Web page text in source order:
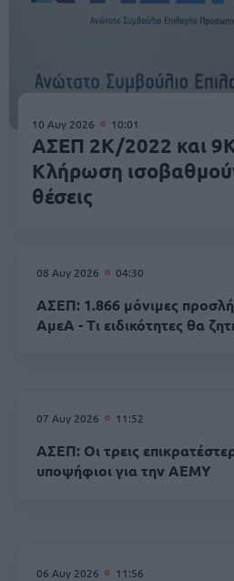
10 Αυγ 2026 10:01
ΑΣΕΠ 2Κ/2022 και
Κλήρωση
θέσεις
08 Αυγ 2026 04:30
ΑΣΕΠ: 1.866 μόνιμες
ΑμεΑ - Τι ειδικότητες θα
07 Αυγ 2026 11:52
ΑΣΕΠ: Οι τρεις
υποψήφιοι για την ΑΕΜΥ
06 Αυγ 2026 11:56